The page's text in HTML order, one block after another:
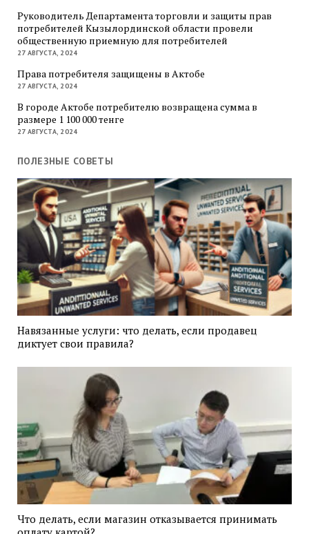
Руководитель Департамента торговли и защиты прав
потребителей Кызылординской области провели
общественную приемную для потребителей
27 АВГУСТА, 2024
Права потребителя защищены в Актобе
27 АВГУСТА, 2024
В городе Актобе потребителю возвращена сумма в
размере 1 100 000 тенге
27 АВГУСТА, 2024
ПОЛЕЗНЫЕ СОВЕТЫ
Навязанные услуги: что делать, если продавец
диктует свои правила?
Что делать, если магазин отказывается принимать